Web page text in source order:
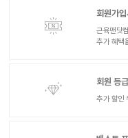
회원가
근육맨닷
추가 혜택
회원 등
추가 할인